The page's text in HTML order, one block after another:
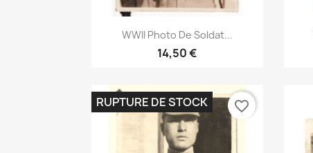
Aperçu rapide
WWII Photo De Soldat...
14,50 €
RUPTURE DE STOCK favorite_border